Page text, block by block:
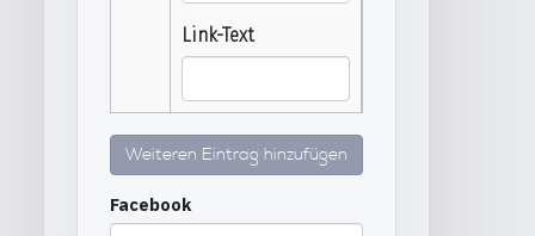
Link-Text
Weiteren Eintrag hinzufügen
Facebook